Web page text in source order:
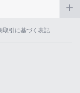
取引に基づく表記